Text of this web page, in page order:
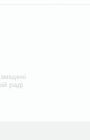
раді